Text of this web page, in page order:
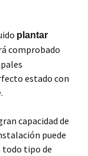
plantar
comprobado
estado con
capacidad de
puede
todo tipo de